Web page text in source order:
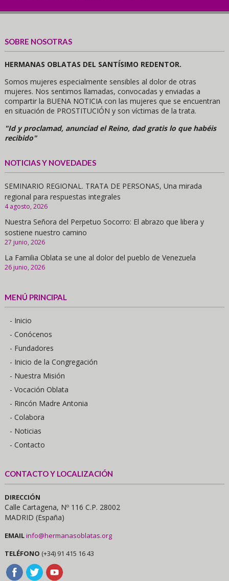
SOBRE NOSOTRAS
HERMANAS OBLATAS DEL SANTÍSIMO REDENTOR.
Somos mujeres especialmente sensibles al dolor de otras
mujeres. Nos sentimos llamadas, convocadas y enviadas a
compartir la BUENA NOTICIA con las mujeres que se encuentran
en situación de PROSTITUCIÓN y son víctimas de la trata.
"Id y proclamad, anunciad el Reino, dad gratis lo que habéis
recibido"
NOTICIAS Y NOVEDADES
SEMINARIO REGIONAL. TRATA DE PERSONAS, Una mirada
regional para respuestas integrales
4 agosto, 2026
Nuestra Señora del Perpetuo Socorro: El abrazo que libera y
sostiene nuestro camino
27 junio, 2026
La Familia Oblata se une al dolor del pueblo de Venezuela
26 junio, 2026
MENÚ PRINCIPAL
- Inicio
- Conócenos
- Fundadores
- Inicio de la Congregación
- Nuestra Misión
- Vocación Oblata
- Rincón Madre Antonia
- Colabora
- Noticias
- Contacto
CONTACTO Y LOCALIZACIÓN
DIRECCIÓN
Calle Cartagena, Nº 116 C.P. 28002
MADRID (España)
EMAILinfo@hermanasoblatas.org
TELÉFONO (+34) 91 415 16 43